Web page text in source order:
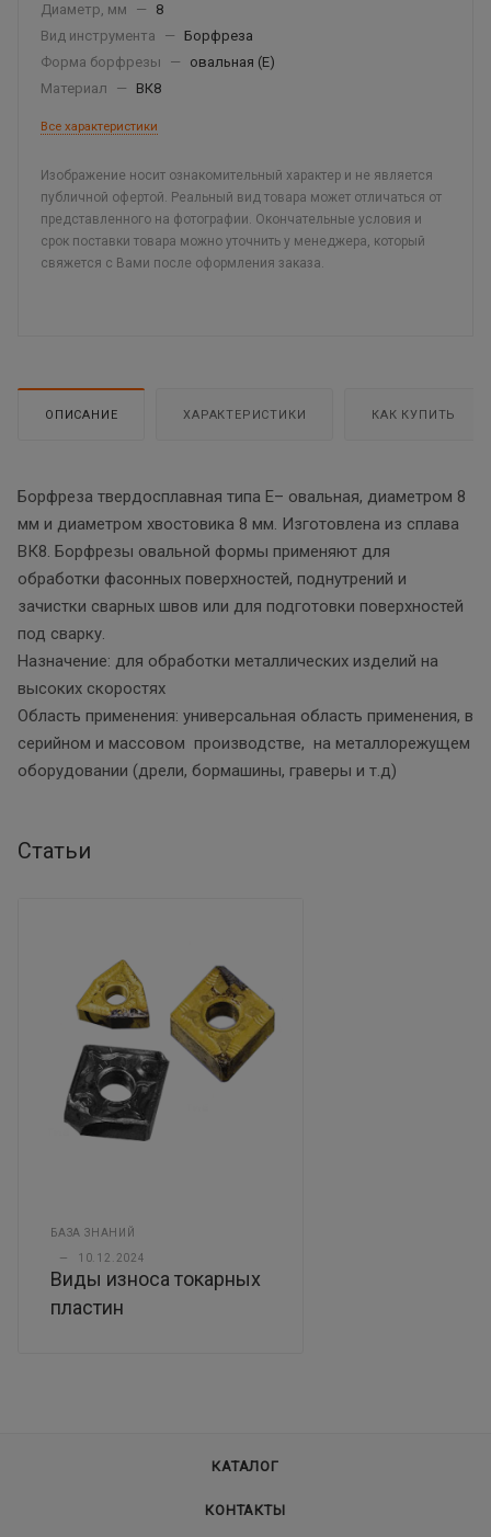
Диаметр, мм —
8
Вид инструмента
— Борфреза
Форма борфрезы
—
овальная (E)
Материал
— ВК8
Все характеристики
Изображение носит ознакомительный характер и не является
публичной офертой. Реальный вид товара может отличаться от
представленного на фотографии. Окончательные условия и
срок поставки товара можно уточнить у менеджера, который
свяжется с Вами после оформления заказа.
ОПИСАНИЕ ХАРАКТЕРИСТИКИ КАК КУПИТЬ
Борфреза твердосплавная типа E– овальная, диаметром 8
мм и диаметром хвостовика 8 мм. Изготовлена из сплава
ВК8. Борфрезы овальной формы применяют для
обработки фасонных поверхностей, поднутрений и
зачистки сварных швов или для подготовки поверхностей
под сварку.
Назначение: для обработки металлических изделий на
высоких скоростях
Область применения: универсальная область применения, в
серийном и массовом производстве, на металлорежущем
оборудовании (дрели, бормашины, граверы и т.д)
Статьи
БАЗА ЗНАНИЙ
— 10.12.2024
Виды износа токарных
пластин
КАТАЛОГ
КОНТАКТЫ